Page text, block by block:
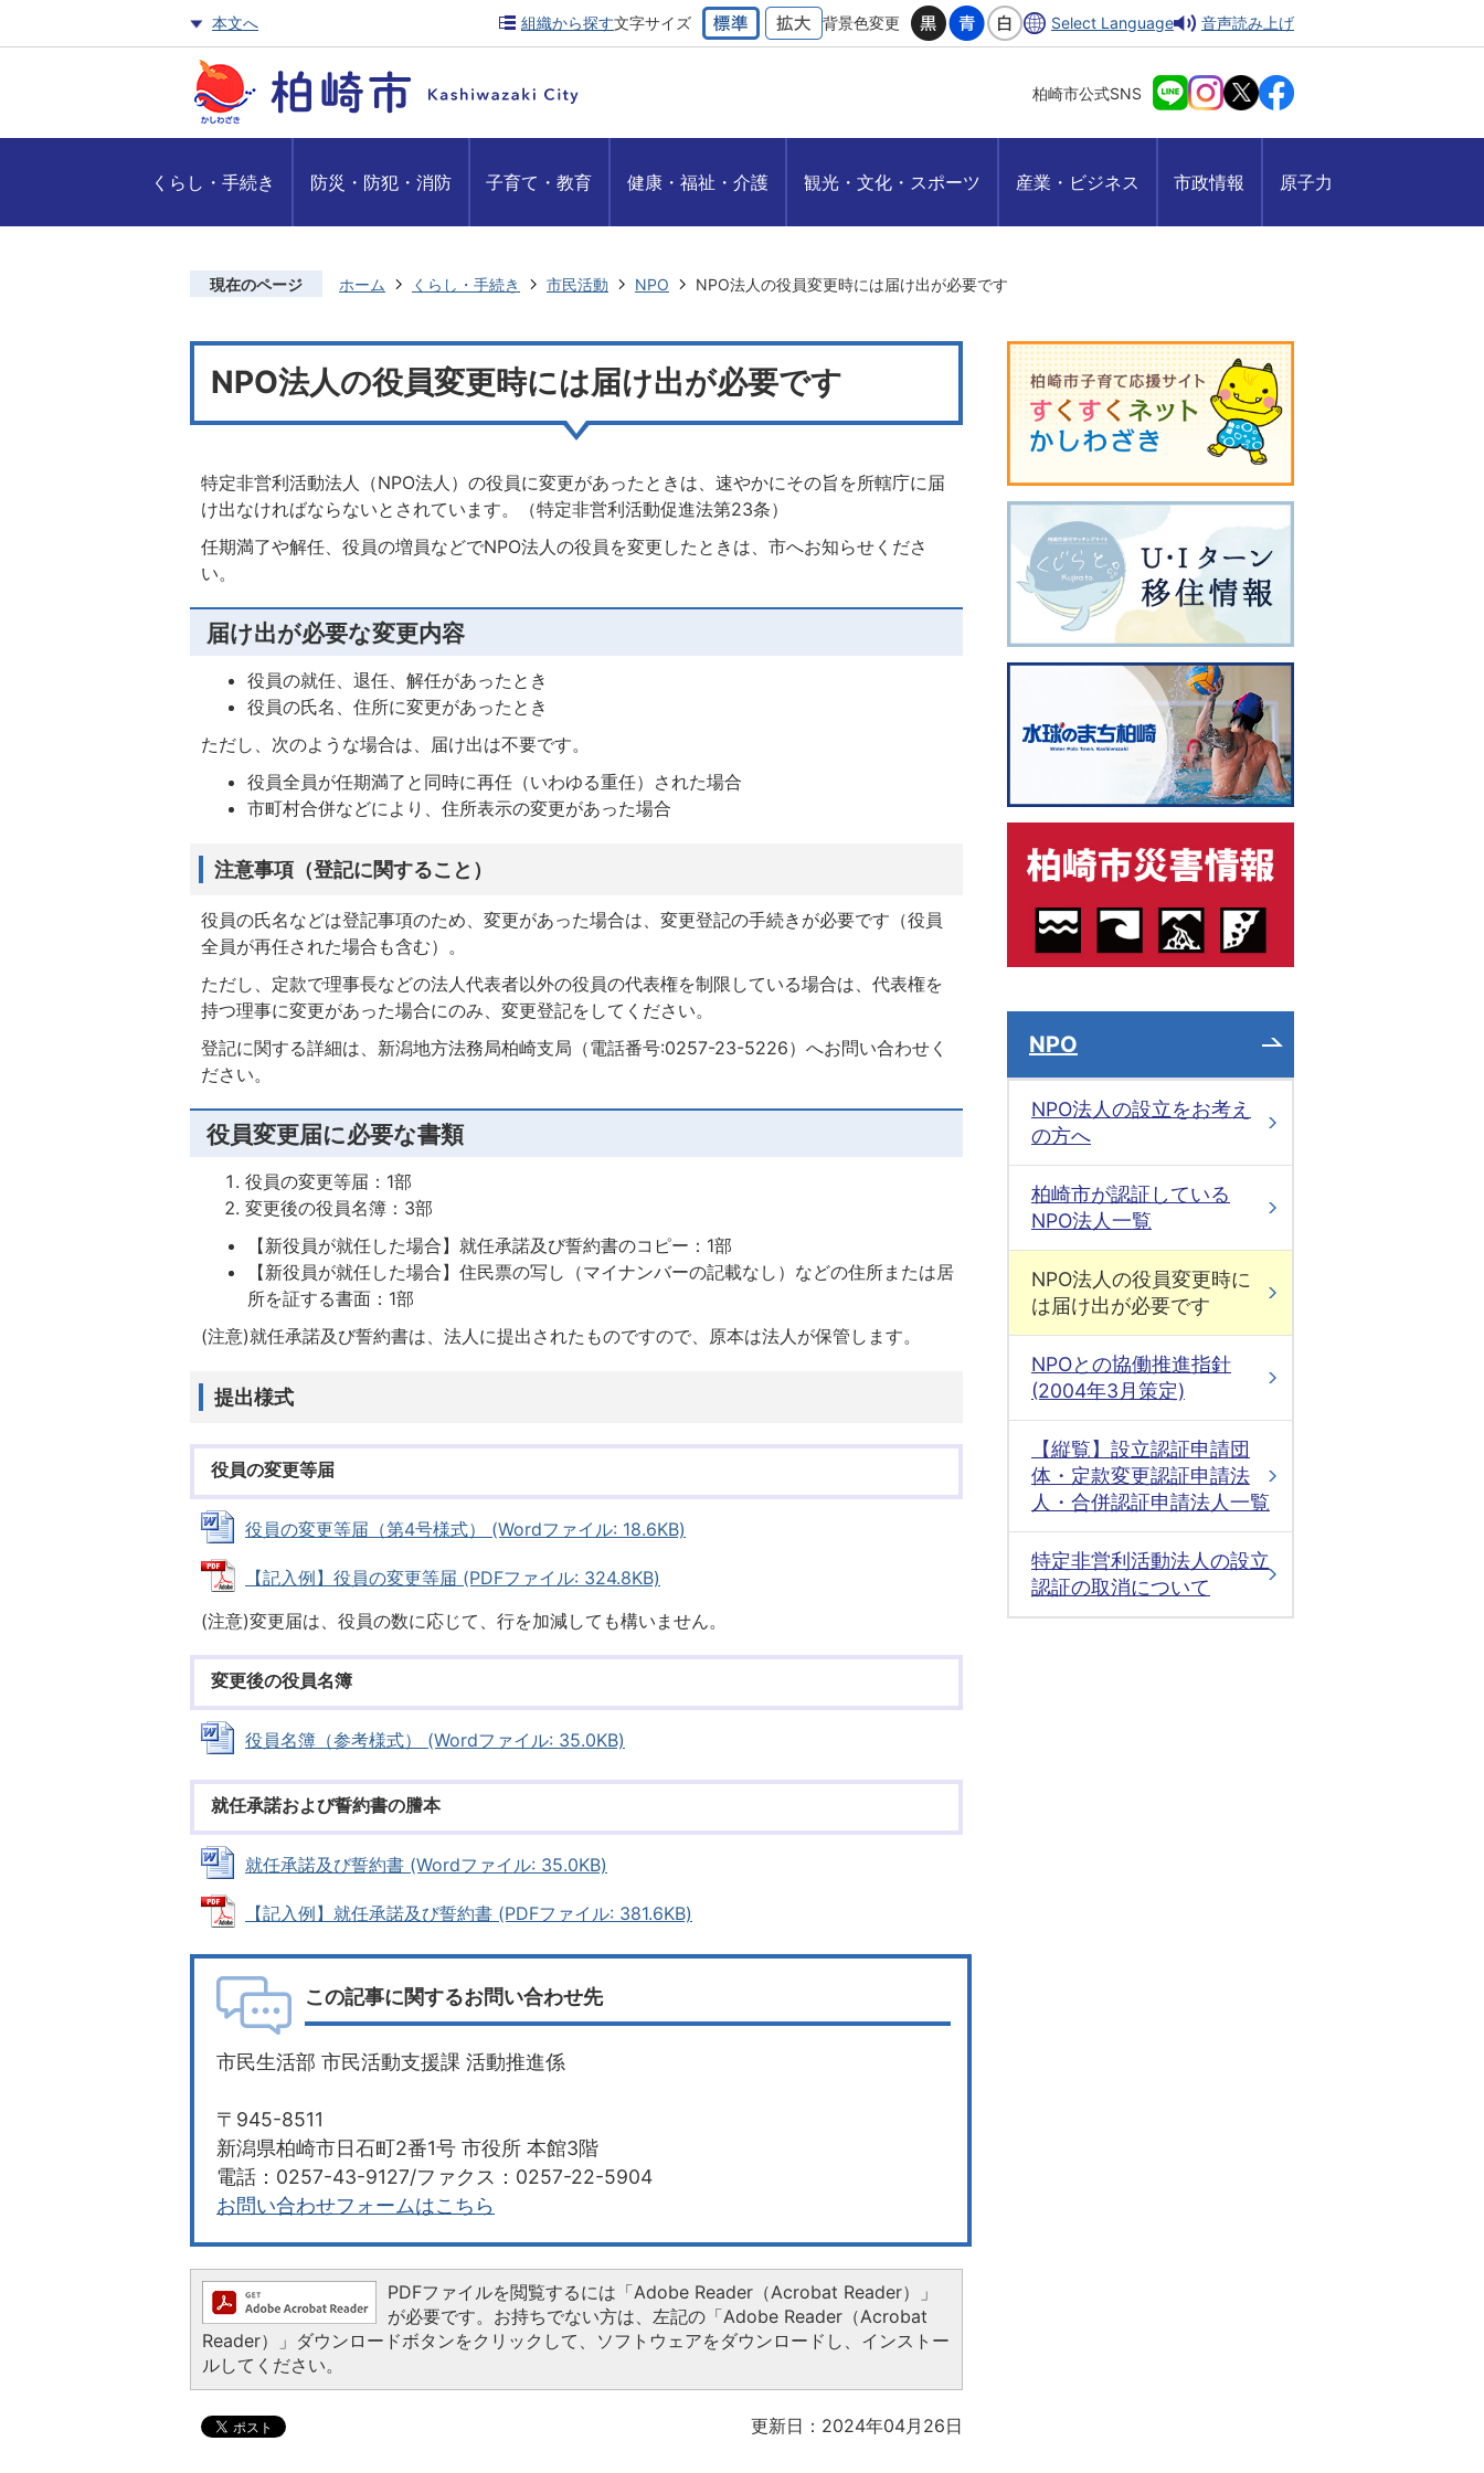
本文へ 組織から探す文字サイズ 背景色変更 Select Language 音声読み上げ
柏崎市公式SNS
くらし・手続き 防災・防犯・消防 子育て・教育 健康・福祉・介護 観光・文化・スポーツ 産業・ビジネス 市政情報 原子力
現在のページ ホーム くらし・手続き 市民活動 NPO NPO法人の役員変更時には届け出が必要です
NPO法人の役員変更時には届け出が必要です
特定非営利活動法人（NPO法人）の役員に変更があったときは、速やかにその旨を所轄庁に届
け出なければならないとされています。（特定非営利活動促進法第23条）
任期満了や解任、役員の増員などでNPO法人の役員を変更したときは、市へお知らせくださ
い。
届け出が必要な変更内容
役員の就任、退任、解任があったとき
役員の氏名、住所に変更があったとき
ただし、次のような場合は、届け出は不要です。
役員全員が任期満了と同時に再任（いわゆる重任）された場合
市町村合併などにより、住所表示の変更があった場合
注意事項（登記に関すること）
役員の氏名などは登記事項のため、変更があった場合は、変更登記の手続きが必要です（役員
全員が再任された場合も含む）。
ただし、定款で理事長などの法人代表者以外の役員の代表権を制限している場合は、代表権を
持つ理事に変更があった場合にのみ、変更登記をしてください。
登記に関する詳細は、新潟地方法務局柏崎支局（電話番号:0257-23-5226）へお問い合わせく
ださい。
役員変更届に必要な書類
役員の変更等届：1部
変更後の役員名簿：3部
【新役員が就任した場合】就任承諾及び誓約書のコピー：1部
【新役員が就任した場合】住民票の写し（マイナンバーの記載なし）などの住所または居
所を証する書面：1部
(注意)就任承諾及び誓約書は、法人に提出されたものですので、原本は法人が保管します。
提出様式
役員の変更等届
役員の変更等届（第4号様式） (Wordファイル: 18.6KB)
【記入例】役員の変更等届 (PDFファイル: 324.8KB)
(注意)変更届は、役員の数に応じて、行を加減しても構いません。
変更後の役員名簿
役員名簿（参考様式） (Wordファイル: 35.0KB)
就任承諾および誓約書の謄本
就任承諾及び誓約書 (Wordファイル: 35.0KB)
【記入例】就任承諾及び誓約書 (PDFファイル: 381.6KB)
この記事に関するお問い合わせ先
市民生活部 市民活動支援課 活動推進係
〒945-8511
新潟県柏崎市日石町2番1号 市役所 本館3階
電話：0257-43-9127/ファクス：0257-22-5904
お問い合わせフォームはこちら
PDFファイルを閲覧するには「Adobe Reader（Acrobat Reader）」
が必要です。お持ちでない方は、左記の「Adobe Reader（Acrobat
Reader）」ダウンロードボタンをクリックして、ソフトウェアをダウンロードし、インストー
ルしてください。
更新日：2024年04月26日
NPO
NPO法人の設立をお考え
の方へ
柏崎市が認証している
NPO法人一覧
NPO法人の役員変更時に
は届け出が必要です
NPOとの協働推進指針
(2004年3月策定)
【縦覧】設立認証申請団
体・定款変更認証申請法
人・合併認証申請法人一覧
特定非営利活動法人の設立
認証の取消について